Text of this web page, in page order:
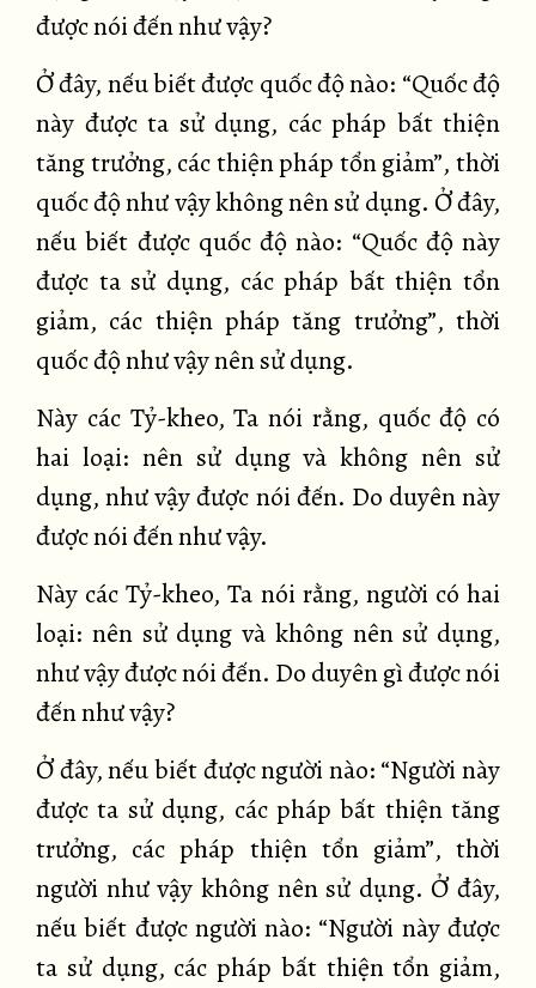
được nói đến như vậy?
Ở đây, nếu biết được quốc độ nào: “Quốc độ
này được ta sử dụng, các pháp bất thiện
tăng trưởng, các thiện pháp tổn giảm”, thời
quốc độ như vậy không nên sử dụng. Ở đây,
nếu biết được quốc độ nào: “Quốc độ này
được ta sử dụng, các pháp bất thiện tổn
giảm, các thiện pháp tăng trưởng”, thời
quốc độ như vậy nên sử dụng.
Này các Tỷ-kheo, Ta nói rằng, quốc độ có
hai loại: nên sử dụng và không nên sử
dụng, như vậy được nói đến. Do duyên này
được nói đến như vậy.
Này các Tỷ-kheo, Ta nói rằng, người có hai
loại: nên sử dụng và không nên sử dụng,
như vậy được nói đến. Do duyên gì được nói
đến như vậy?
Ở đây, nếu biết được người nào: “Người này
được ta sử dụng, các pháp bất thiện tăng
trưởng, các pháp thiện tổn giảm”, thời
người như vậy không nên sử dụng. Ở đây,
nếu biết được người nào: “Người này được
ta sử dụng, các pháp bất thiện tổn giảm,